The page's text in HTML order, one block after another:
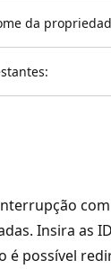
da
Insira as
é possível